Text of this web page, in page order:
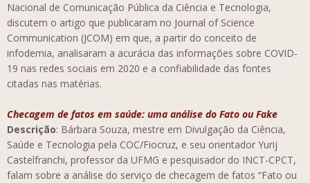
Nacional de Comunicação Pública da Ciência e Tecnologia,
discutem o artigo que publicaram no Journal of Science
Communication (JCOM) em que, a partir do conceito de
infodemia, analisaram a acurácia das informações sobre COVID-
19 nas redes sociais em 2020 e a confiabilidade das fontes
citadas nas matérias.
Checagem de fatos em saúde: uma análise do Fato ou Fake
Descrição: Bárbara Souza, mestre em Divulgação da Ciência,
Saúde e Tecnologia pela COC/Fiocruz, e seu orientador Yurij
Castelfranchi, professor da UFMG e pesquisador do INCT-CPCT,
falam sobre a análise do serviço de checagem de fatos “Fato ou